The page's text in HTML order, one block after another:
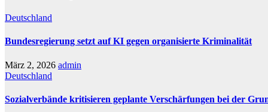
Deutschland
Bundesregierung setzt auf KI gegen organisierte Kriminalität
März 2, 2026 admin
Deutschland
Sozialverbände kritisieren geplante Verschärfungen bei der